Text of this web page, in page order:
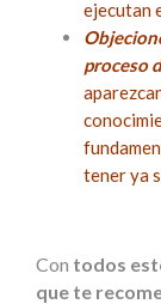
ejecutan
proceso
tener ya
Con todos
que te